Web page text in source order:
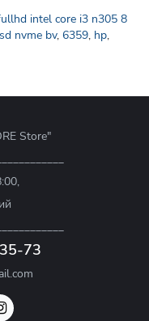
intel core i3 n305 8
nvme bv, 6359, hp,
Store"
73